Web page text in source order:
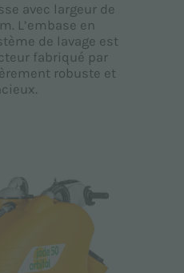
avec largeur de
L’embase en
de lavage est
fabriqué par
robuste et